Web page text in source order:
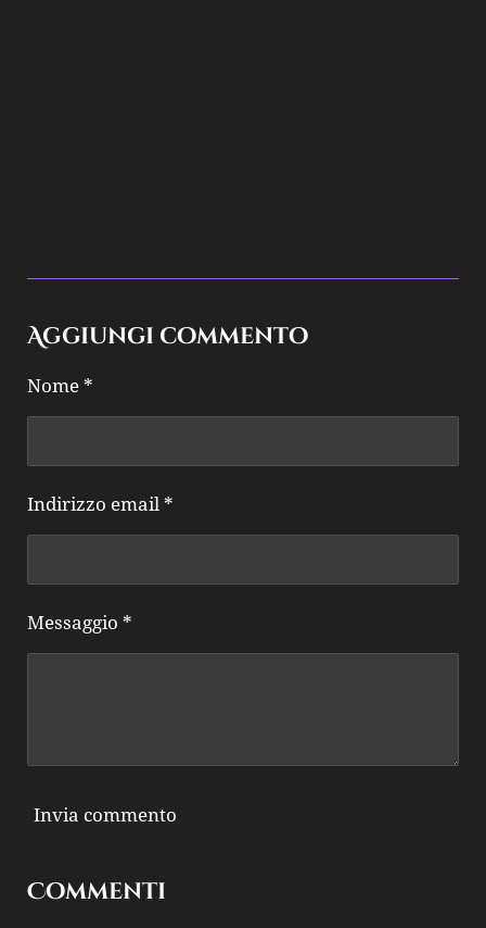
Aggiungi commento
Nome *
Indirizzo email *
Messaggio *
Invia commento
Commenti